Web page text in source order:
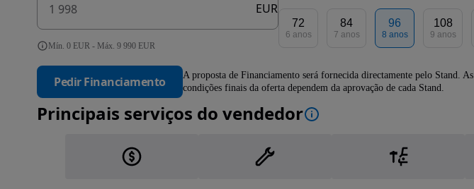
EUR
Mín. 0 EUR - Máx. 9 990 EUR
72
6 anos
84
7 anos
96
8 anos
108
9 anos
Pedir Financiamento
A proposta de Financiamento será fornecida directamente pelo Stand. As
condições finais da oferta dependem da aprovação de cada Stand.
Principais serviços do vendedor